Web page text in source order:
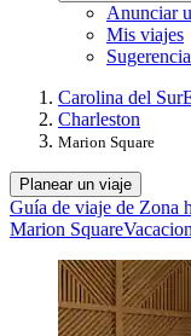
Anunciar
Mis viajes
Carolina del Sur
Charleston
Marion Square
Planear un viaje
Guía de viaje de Zona
Marion Square